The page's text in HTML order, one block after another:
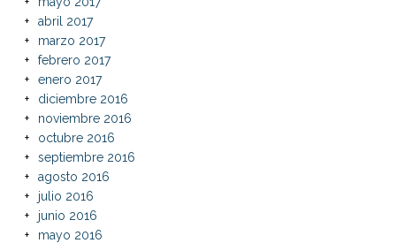
abril 2017
marzo 2017
febrero 2017
enero 2017
diciembre 2016
noviembre 2016
octubre 2016
septiembre 2016
agosto 2016
julio 2016
junio 2016
mayo 2016